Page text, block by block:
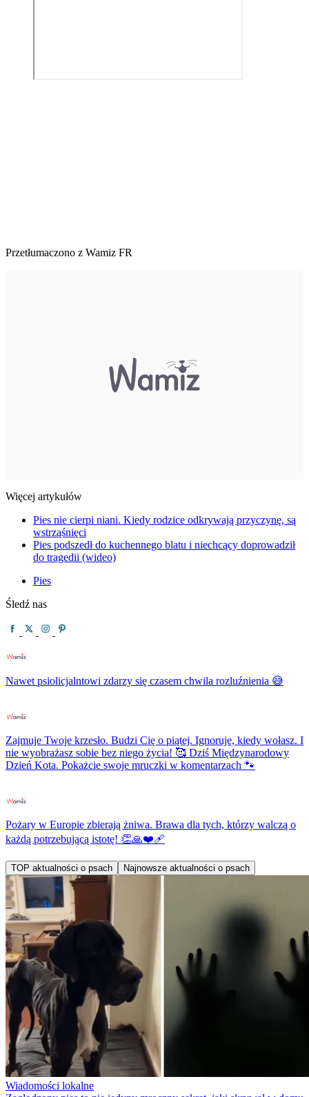
Przetłumaczono z Wamiz FR
Więcej artykułów
Pies nie cierpi niani. Kiedy rodzice odkrywają przyczynę, są
wstrząśnięci
Pies podszedł do kuchennego blatu i niechcący doprowadził
do tragedii (wideo)
Pies
Śledź nas
Nawet psiolicjalntowi zdarzy się czasem chwila rozluźnienia 😅
Zajmuje Twoje krzesło. Budzi Cię o piątej. Ignoruje, kiedy wołasz. I
nie wyobrażasz sobie bez niego życia! 🥰 Dziś Międzynarodowy
Dzień Kota. Pokażcie swoje mruczki w komentarzach 🐾
Pożary w Europie zbierają żniwa. Brawa dla tych, którzy walczą o
każdą potrzebującą istotę! 👏🙏❤️‍🩹
TOP aktualności o psach Najnowsze aktualności o psach
Wiadomości lokalne